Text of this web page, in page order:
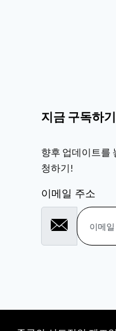
지금 구독하기
향후 업데이트를
청하기!
이메일 주소